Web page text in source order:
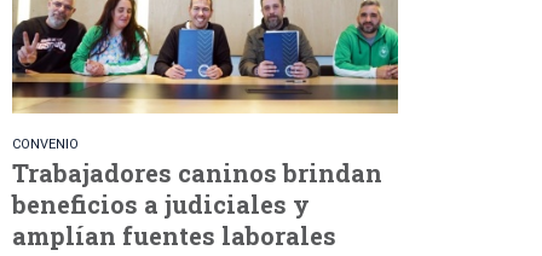
CONVENIO
Trabajadores caninos brindan
beneficios a judiciales y
amplían fuentes laborales